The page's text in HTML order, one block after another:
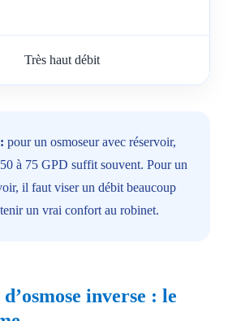
Très haut débit
pour un osmoseur avec réservoir,
à 75 GPD suffit souvent. Pour un
il faut viser un débit beaucoup
un vrai confort au robinet.
inverse : le